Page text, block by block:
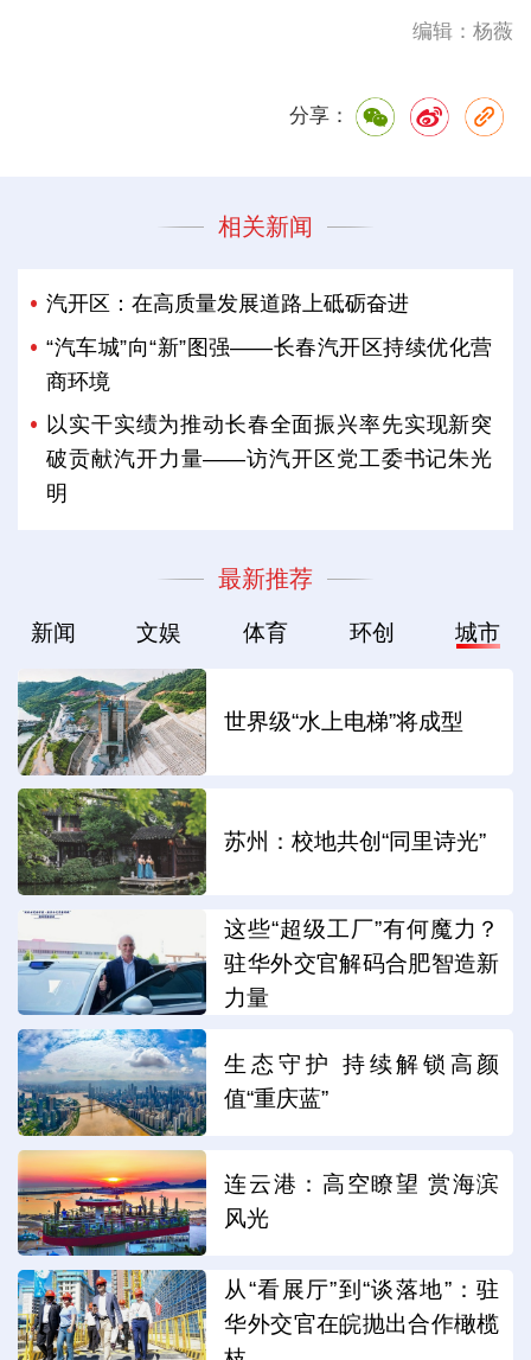
编辑：杨薇
分享：
相关新闻
汽开区：在高质量发展道路上砥砺奋进
“汽车城”向“新”图强——长春汽开区持续优化营
商环境
以实干实绩为推动长春全面振兴率先实现新突
破贡献汽开力量——访汽开区党工委书记朱光
明
最新推荐
新闻 文娱 体育 环创 城市
世界级“水上电梯”将成型
苏州：校地共创“同里诗光”
这些“超级工厂”有何魔力？
驻华外交官解码合肥智造新
力量
生态守护 持续解锁高颜
值“重庆蓝”
连云港：高空瞭望 赏海滨
风光
从“看展厅”到“谈落地”：驻
华外交官在皖抛出合作橄榄